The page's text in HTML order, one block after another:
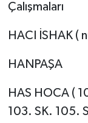
Çalışmaları
HACI İSHAK (
HANPAŞA
HAS HOCA (
103. SK. 105.